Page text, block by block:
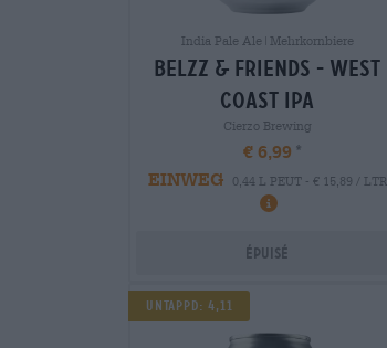
India Pale Ale|Mehrkornbiere
belzz & friends - west
coast ipa
Cierzo Brewing
€ 6,99
EINWEG
0,44 L PEUT - € 15,89 / LTR
Épuisé
Untappd: 4,11